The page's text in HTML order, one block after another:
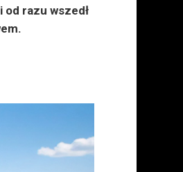
razu wszedł